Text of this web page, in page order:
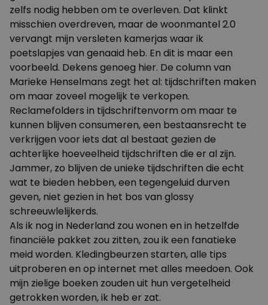
zelfs nodig hebben om te overleven. Dat klinkt
misschien overdreven, maar de woonmantel 2.0
vervangt mijn versleten kamerjas waar ik
poetslapjes van genaaid heb. En dit is maar een
voorbeeld. Dekens genoeg hier. De column van
Marieke Henselmans zegt het al: tijdschriften maken
om maar zoveel mogelijk te verkopen.
Reclamefolders in tijdschriftenvorm om maar te
kunnen blijven consumeren, een bestaansrecht te
verkrijgen voor iets dat al bestaat gezien de
achterlijke hoeveelheid tijdschriften die er al zijn.
Jammer, zo blijven de unieke tijdschriften die echt
wat te bieden hebben, een tegengeluid durven
geven, niet gezien in het bos van glossy
schreeuwlelijkerds.
Als ik nog in Nederland zou wonen en in hetzelfde
financiële pakket zou zitten, zou ik een fanatieke
meid worden. Kledingbeurzen starten, alle tips
uitproberen en op internet met alles meedoen. Ook
mijn zielige boeken zouden uit hun vergetelheid
getrokken worden, ik heb er zat.